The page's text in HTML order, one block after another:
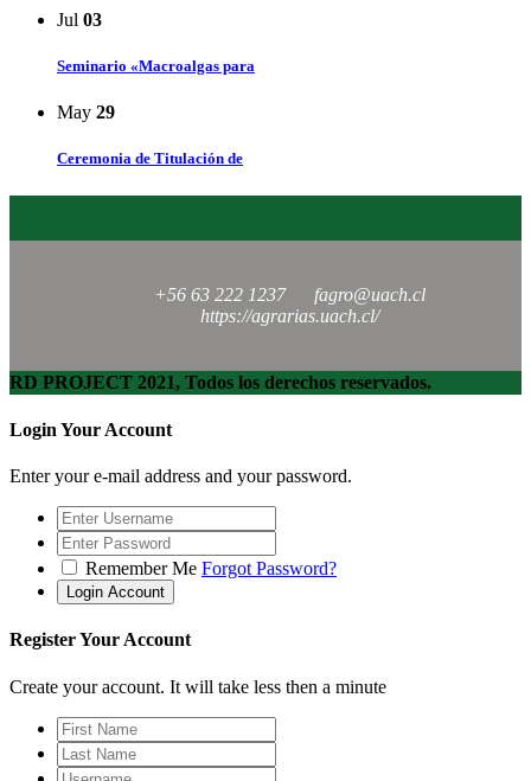
Jul 03
Seminario «Macroalgas para
May 29
Ceremonia de Titulación de
+56 63 222 1237
fagro@uach.cl
https://agrarias.uach.cl/
RD PROJECT 2021, Todos los derechos reservados.
Login Your Account
Enter your e-mail address and your password.
Remember Me Forgot Password?
Register Your Account
Create your account. It will take less then a minute